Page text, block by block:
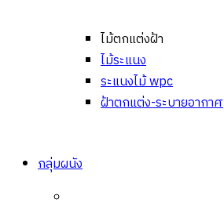
ไม้ตกแต่งฝ้า
ไม้ระแนง
ระแนงไม้ wpc
ฝ้าตกแต่ง-ระบายอากาศ
กลุ่มผนัง